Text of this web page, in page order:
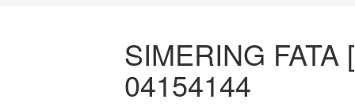
SIMERING
04154144